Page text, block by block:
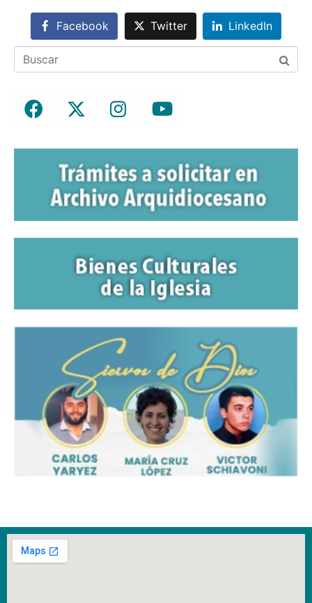
Facebook Twitter LinkedIn